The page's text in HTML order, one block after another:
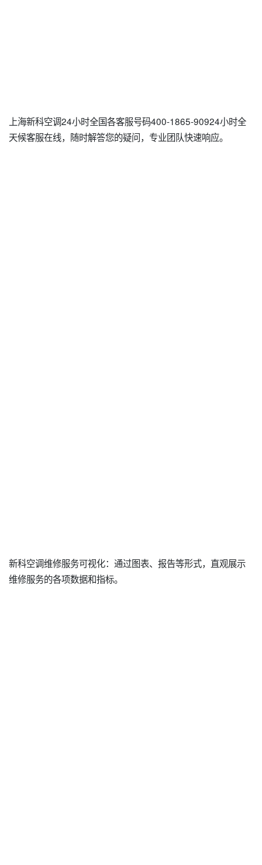
上海新科空调24小时全国各客服号码400-1865-90924小时全
天候客服在线，随时解答您的疑问，专业团队快速响应。
新科空调维修服务可视化：通过图表、报告等形式，直观展示
维修服务的各项数据和指标。